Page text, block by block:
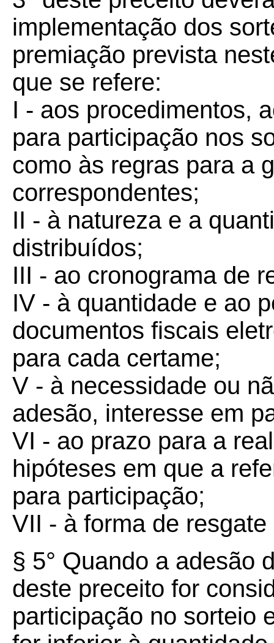
implementação dos
premiação prevista
que se refere:
I - aos procedimentos,
para participação nos
como às regras para a
correspondentes;
II - à natureza e a
distribuídos;
III - ao cronograma de
IV - à quantidade e ao
documentos fiscais
para cada certame;
V - à necessidade ou
adesão, interesse em
VI - ao prazo para a
hipóteses em que a
para participação;
VII - à forma de
§ 5° Quando a adesão
deste preceito for
participação no sorteio